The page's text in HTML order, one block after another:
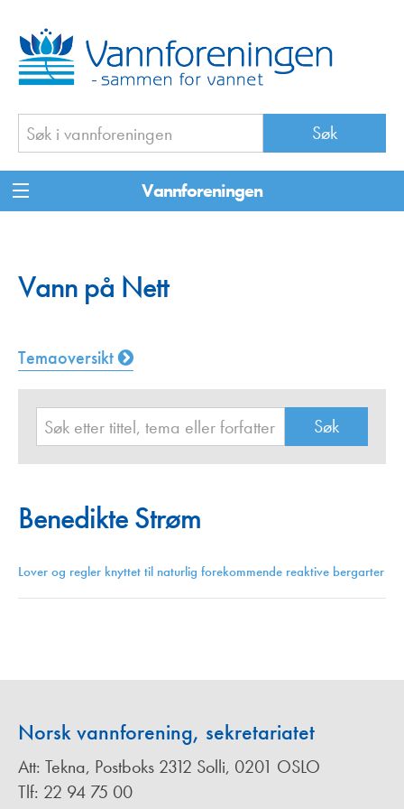
Vannforeningen
Vann på Nett
Temaoversikt
Benedikte Strøm
Lover og regler knyttet til naturlig forekommende reaktive bergarter
Norsk vannforening, sekretariatet
Att: Tekna, Postboks 2312 Solli, 0201 OSLO
Tlf: 22 94 75 00